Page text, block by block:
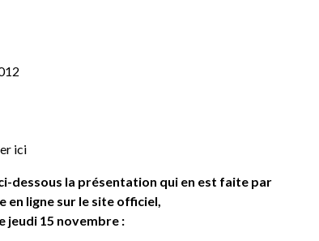
ici
dessous la présentation qui en est faite par
en ligne sur le site officiel,
jeudi 15 novembre :